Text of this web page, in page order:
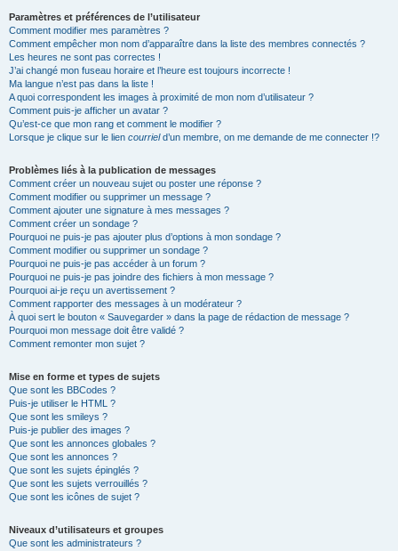
Paramètres et préférences de l’utilisateur
Comment modifier mes paramètres ?
Comment empêcher mon nom d’apparaître dans la liste des membres connectés ?
Les heures ne sont pas correctes !
J’ai changé mon fuseau horaire et l’heure est toujours incorrecte !
Ma langue n’est pas dans la liste !
A quoi correspondent les images à proximité de mon nom d’utilisateur ?
Comment puis-je afficher un avatar ?
Qu’est-ce que mon rang et comment le modifier ?
Lorsque je clique sur le lien courrield’un membre, on me demande de me connecter !?
Problèmes liés à la publication de messages
Comment créer un nouveau sujet ou poster une réponse ?
Comment modifier ou supprimer un message ?
Comment ajouter une signature à mes messages ?
Comment créer un sondage ?
Pourquoi ne puis-je pas ajouter plus d’options à mon sondage ?
Comment modifier ou supprimer un sondage ?
Pourquoi ne puis-je pas accéder à un forum ?
Pourquoi ne puis-je pas joindre des fichiers à mon message ?
Pourquoi ai-je reçu un avertissement ?
Comment rapporter des messages à un modérateur ?
À quoi sert le bouton « Sauvegarder » dans la page de rédaction de message ?
Pourquoi mon message doit être validé ?
Comment remonter mon sujet ?
Mise en forme et types de sujets
Que sont les BBCodes ?
Puis-je utiliser le HTML ?
Que sont les smileys ?
Puis-je publier des images ?
Que sont les annonces globales ?
Que sont les annonces ?
Que sont les sujets épinglés ?
Que sont les sujets verrouillés ?
Que sont les icônes de sujet ?
Niveaux d’utilisateurs et groupes
Que sont les administrateurs ?